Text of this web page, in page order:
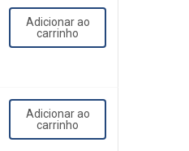
Adicionar ao
carrinho
Adicionar ao
carrinho